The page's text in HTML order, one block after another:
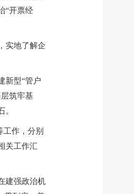
“开票经
实地了解企
新型“管户
筑牢基
作，分别
关工作汇
建强政治机